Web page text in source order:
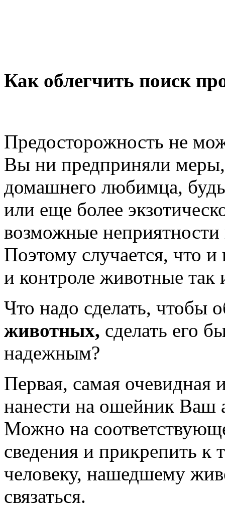
Как облегчить поиск
Предосторожность не
Вы ни предприняли меры,
домашнего любимца,
или еще более
возможные неприятности
Поэтому случается, что
и контроле животные так
Что надо сделать, чтобы
животных, сделать его
надежным?
Первая, самая очевидная
нанести на ошейник Ваш
Можно на
сведения и прикрепить к
человеку, нашедшему
связаться.